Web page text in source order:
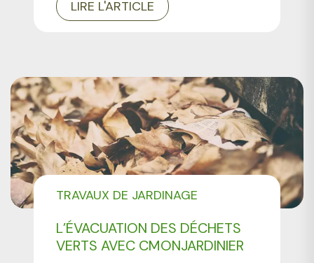
LIRE L'ARTICLE
L’ÉVACUATION DES DÉCHETS
VERTS AVEC CMONJARDINIER
TRAVAUX DE JARDINAGE